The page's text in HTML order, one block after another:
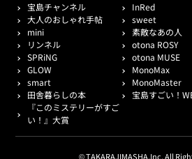
宝島チャンネル
InRed
大人のおしゃれ手帖
sweet
mini
素敵なあの人
リンネル
otona ROSY
SPRiNG
otona MUSE
GLOW
MonoMax
smart
MonoMaster
田舎暮らしの本
宝島すごい！
『このミステリーがすご
い！』大賞
© TAKARAJIMASHA,Inc. All